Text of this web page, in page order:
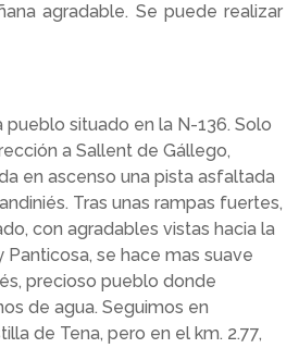
agradable. Se puede realizar
pueblo situado en la N-136. Solo
a Sallent de Gállego,
en ascenso una pista asfaltada
Tras unas rampas fuertes,
con agradables vistas hacia la
Panticosa, se hace mas suave
precioso pueblo donde
de agua. Seguimos en
de Tena, pero en el km. 2.77,